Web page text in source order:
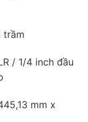
trầm
/ 1/4 inch đầu
mm x